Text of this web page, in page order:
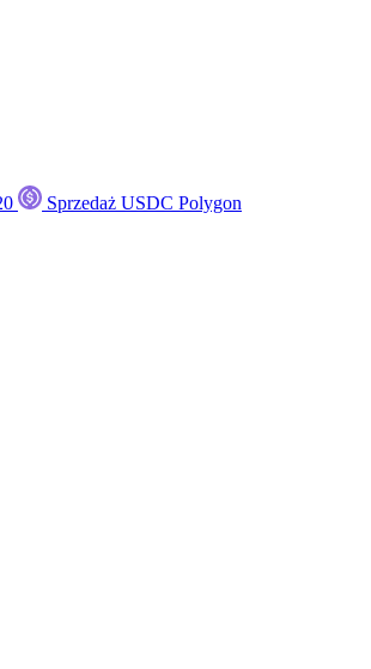
Sprzedaż USDC Polygon